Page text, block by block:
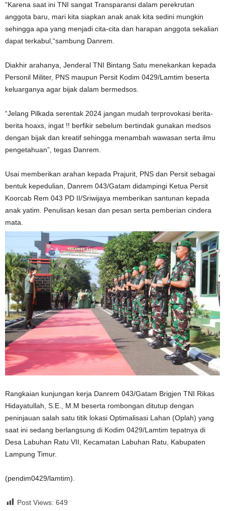
“Karena saat ini TNI sangat Transparansi dalam perekrutan
anggota baru, mari kita siapkan anak anak kita sedini mungkin
sehingga apa yang menjadi cita-cita dan harapan anggota sekalian
dapat terkabul,“sambung Danrem.
Diakhir arahanya, Jenderal TNI Bintang Satu menekankan kepada
Personil Militer, PNS maupun Persit Kodim 0429/Lamtim beserta
keluarganya agar bijak dalam bermedsos.
“Jelang Pilkada serentak 2024 jangan mudah terprovokasi berita-
berita hoaxs, ingat !! berfikir sebelum bertindak gunakan medsos
dengan bijak dan kreatif sehingga menambah wawasan serta ilmu
pengetahuan”, tegas Danrem.
Usai memberikan arahan kepada Prajurit, PNS dan Persit sebagai
bentuk kepedulian, Danrem 043/Gatam didampingi Ketua Persit
Koorcab Rem 043 PD II/Sriwijaya memberikan santunan kepada
anak yatim. Penulisan kesan dan pesan serta pemberian cindera
mata.
Rangkaian kunjungan kerja Danrem 043/Gatam Brigjen TNI Rikas
Hidayatullah, S.E., M.M beserta rombongan ditutup dengan
peninjauan salah satu titik lokasi Optimalisasi Lahan (Oplah) yang
saat ini sedang berlangsung di Kodim 0429/Lamtim tepatnya di
Desa Labuhan Ratu VII, Kecamatan Labuhan Ratu, Kabupaten
Lampung Timur.
(pendim0429/lamtim).
Post Views: 649